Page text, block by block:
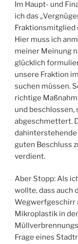
Im Haupt- und
ich das
Fraktionsmitglied
Hier muss ich
meiner Meinung
glücklich
unsere Fraktion
suchen müssen.
richtige
und beschlossen,
abgeschmettert.
guten Beschluss
verdient.
Aber Stopp: Als
wollte, dass auch
Wegwerfgeschirr
Mikroplastik in
Frage eines